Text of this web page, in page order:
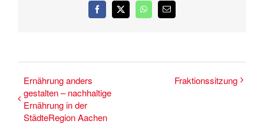
Facebook
X WhatsApp
E-
Mail
Ernährung anders
gestalten – nachhaltige
Ernährung in der
StädteRegion Aachen
Fraktionssitzung